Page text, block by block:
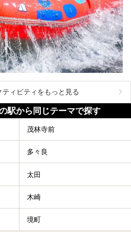
ティビティをもっと見る
駅から同じテーマで探す
茂林寺前
多々良
太田
木崎
境町